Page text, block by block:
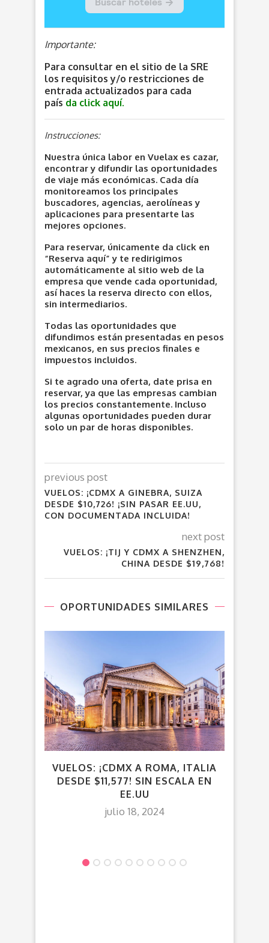
Importante:
Para consultar en el sitio de la SRE
los requisitos y/o restricciones de
entrada actualizados para cada
país da click aquí.
Instrucciones:
Nuestra única labor en Vuelax es cazar,
encontrar y difundir las oportunidades
de viaje más económicas. Cada día
monitoreamos los principales
buscadores, agencias, aerolíneas y
aplicaciones para presentarte las
mejores opciones.
Para reservar, únicamente da click en
“Reserva aquí” y te redirigimos
automáticamente al sitio web de la
empresa que vende cada oportunidad,
así haces la reserva directo con ellos,
sin intermediarios.
Todas las oportunidades que
difundimos están presentadas en pesos
mexicanos, en sus precios finales e
impuestos incluidos.
Si te agrado una oferta, date prisa en
reservar, ya que las empresas cambian
los precios constantemente. Incluso
algunas oportunidades pueden durar
solo un par de horas disponibles.
previous post
VUELOS: ¡CDMX A GINEBRA, SUIZA
DESDE $10,726! ¡SIN PASAR EE.UU,
CON DOCUMENTADA INCLUIDA!
next post
VUELOS: ¡TIJ Y CDMX A SHENZHEN,
CHINA DESDE $19,768!
OPORTUNIDADES SIMILARES
VUELOS: ¡CDMX A ROMA, ITALIA
DESDE $11,577! SIN ESCALA EN
EE.UU
julio 18, 2024